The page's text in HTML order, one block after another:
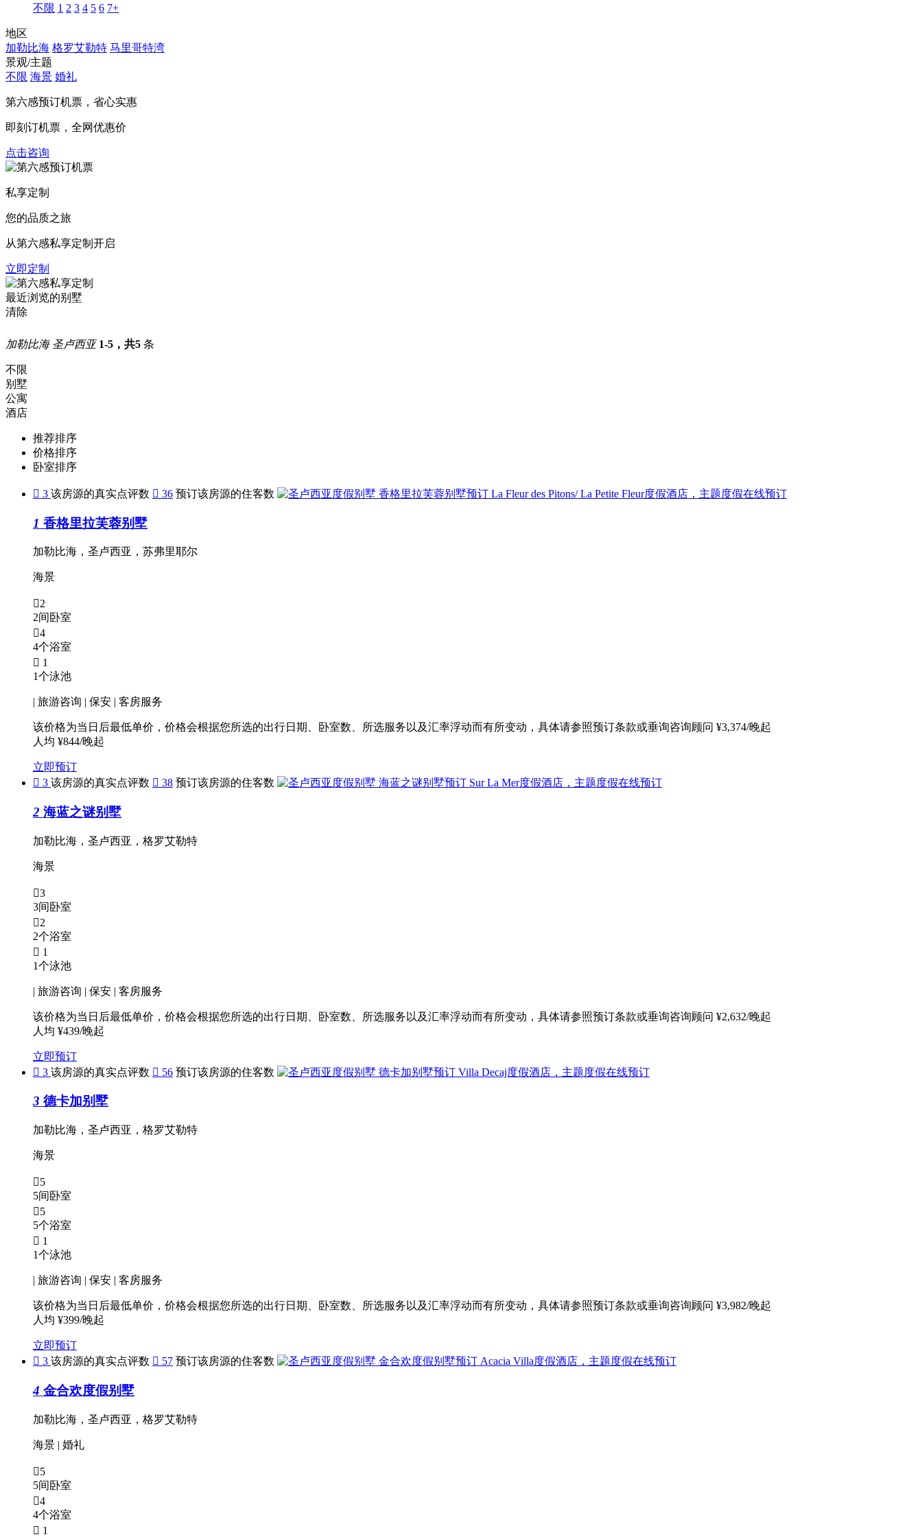
不限 1 2 3 4 5 6 7+
地区
加勒比海 格罗艾勒特 马里哥特湾
景观/主题
不限 海景 婚礼
第六感预订机票， 省心实惠
即刻订机票，全网优惠价
点击咨询
私享定制
您的品质之旅
从第六感私享定制开启
立即定制
最近浏览的别墅
清除
加勒比海 圣卢西亚 1-5，共5 条
不限
别墅
公寓
酒店
推荐排序
价格排序
卧室排序
 3 该房源的真实点评数  36 预订该房源的住客数
1 香格里拉芙蓉别墅
加勒比海，圣卢西亚，苏弗里耶尔
海景
2
2间卧室
4
4个浴室
 1
1个泳池
| 旅游咨询 | 保安 | 客房服务
该价格为当日后最低单价，价格会根据您所选的出行日期、卧室数、所选服务以及汇率浮动而有所变动，具体请参照预订条款或垂询咨询顾问 ¥3,374/晚起
人均 ¥844/晚起
立即预订
 3 该房源的真实点评数  38 预订该房源的住客数
2 海蓝之谜别墅
加勒比海，圣卢西亚，格罗艾勒特
海景
3
3间卧室
2
2个浴室
 1
1个泳池
| 旅游咨询 | 保安 | 客房服务
该价格为当日后最低单价，价格会根据您所选的出行日期、卧室数、所选服务以及汇率浮动而有所变动，具体请参照预订条款或垂询咨询顾问 ¥2,632/晚起
人均 ¥439/晚起
立即预订
 3 该房源的真实点评数  56 预订该房源的住客数
3 德卡加别墅
加勒比海，圣卢西亚，格罗艾勒特
海景
5
5间卧室
5
5个浴室
 1
1个泳池
| 旅游咨询 | 保安 | 客房服务
该价格为当日后最低单价，价格会根据您所选的出行日期、卧室数、所选服务以及汇率浮动而有所变动，具体请参照预订条款或垂询咨询顾问 ¥3,982/晚起
人均 ¥399/晚起
立即预订
 3 该房源的真实点评数  57 预订该房源的住客数
4 金合欢度假别墅
加勒比海，圣卢西亚，格罗艾勒特
海景 | 婚礼
5
5间卧室
4
4个浴室
 1